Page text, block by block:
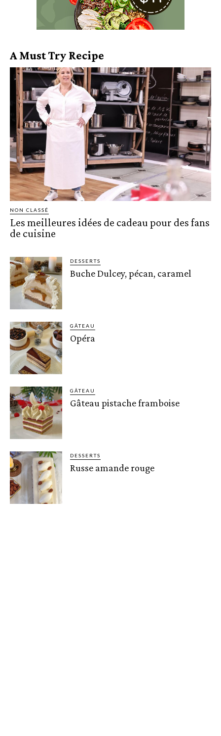
A Must Try Recipe
NON CLASSÉ
Les meilleures idées de cadeau pour des fans
de cuisine
DESSERTS
Buche Dulcey, pécan, caramel
GÂTEAU
Opéra
GÂTEAU
Gâteau pistache framboise
DESSERTS
Russe amande rouge